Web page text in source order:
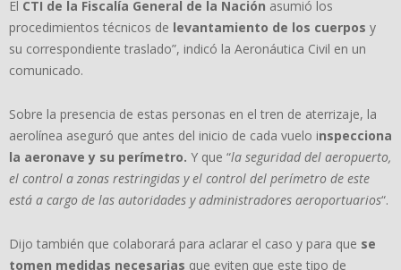
El CTI de la Fiscalía General de la Nación asumió los
procedimientos técnicos de levantamiento de los cuerpos y
su correspondiente traslado”, indicó la Aeronáutica Civil en un
comunicado.
Sobre la presencia de estas personas en el tren de aterrizaje, la
aerolínea aseguró que antes del inicio de cada vuelo inspecciona
la aeronave y su perímetro. Y que “la seguridad del aeropuerto,
el control a zonas restringidas y el control del perímetro de este
está a cargo de las autoridades y administradores aeroportuarios“.
Dijo también que colaborará para aclarar el caso y para que se
tomen medidas necesarias que eviten que este tipo de